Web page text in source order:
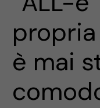
è mai